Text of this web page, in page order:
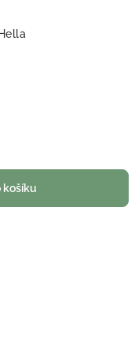
košíku